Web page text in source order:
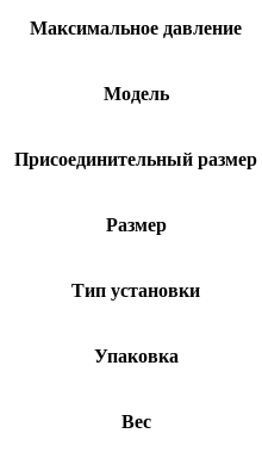
Максимальное давление
Модель
Присоединительный размер
Размер
Тип установки
Упаковка
Вес